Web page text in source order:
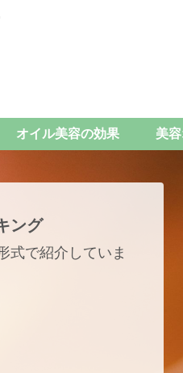
オイル美容の効果 美
ング
式で紹介していま